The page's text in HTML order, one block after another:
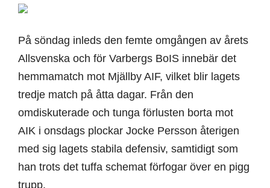
På söndag inleds den femte omgången av årets
Allsvenska och för Varbergs BoIS innebär det
hemmamatch mot Mjällby AIF, vilket blir lagets
tredje match på åtta dagar. Från den
omdiskuterade och tunga förlusten borta mot
AIK i onsdags plockar Jocke Persson återigen
med sig lagets stabila defensiv, samtidigt som
han trots det tuffa schemat förfogar över en pigg
trupp.